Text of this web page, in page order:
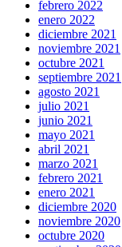
febrero 2022
enero 2022
diciembre 2021
noviembre 2021
octubre 2021
septiembre 2021
agosto 2021
julio 2021
junio 2021
mayo 2021
abril 2021
marzo 2021
febrero 2021
enero 2021
diciembre 2020
noviembre 2020
octubre 2020